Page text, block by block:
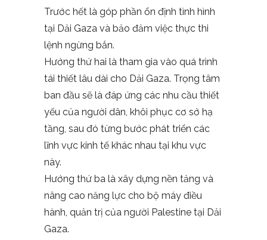
Trước hết là góp phần ổn định tình hình
tại Dải Gaza và bảo đảm việc thực thi
lệnh ngừng bắn.
Hướng thứ hai là tham gia vào quá trình
tái thiết lâu dài cho Dải Gaza. Trọng tâm
ban đầu sẽ là đáp ứng các nhu cầu thiết
yếu của người dân, khôi phục cơ sở hạ
tầng, sau đó từng bước phát triển các
lĩnh vực kinh tế khác nhau tại khu vực
này.
Hướng thứ ba là xây dựng nền tảng và
nâng cao năng lực cho bộ máy điều
hành, quản trị của người Palestine tại Dải
Gaza.